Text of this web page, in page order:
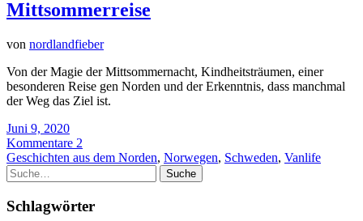
Mittsommerreise
von nordlandfieber
Von der Magie der Mittsommernacht, Kindheitsträumen, einer
besonderen Reise gen Norden und der Erkenntnis, dass manchmal
der Weg das Ziel ist.
Juni 9, 2020
Kommentare 2
Geschichten aus dem Norden, Norwegen, Schweden, Vanlife
Suche
Schlagwörter